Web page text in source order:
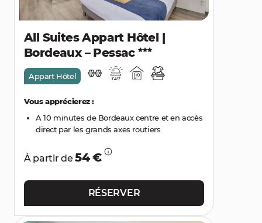
All Suites Appart Hôtel |
Bordeaux – Pessac
Appart Hôtel
Vous apprécierez :
A 10 minutes de Bordeaux centre et en accès
direct par les grands axes routiers
À partir de54 €
RÉSERVER